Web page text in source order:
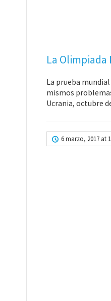
La
La prueba
mismos
Ucrania, octubre
6 marzo, 2017 at